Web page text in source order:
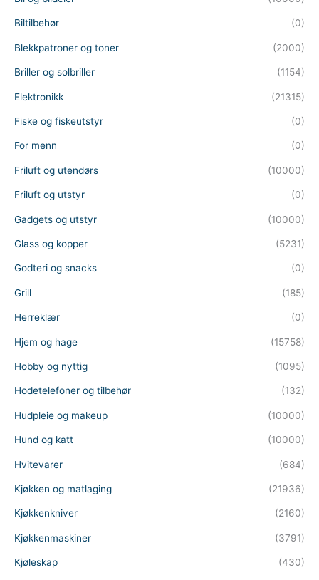
Biltilbehør (0)
Blekkpatroner og toner (2000)
Briller og solbriller (1154)
Elektronikk (21315)
Fiske og fiskeutstyr (0)
For menn (0)
Friluft og utendørs (10000)
Friluft og utstyr (0)
Gadgets og utstyr (10000)
Glass og kopper (5231)
Godteri og snacks (0)
Grill (185)
Herreklær (0)
Hjem og hage (15758)
Hobby og nyttig (1095)
Hodetelefoner og tilbehør (132)
Hudpleie og makeup (10000)
Hund og katt (10000)
Hvitevarer (684)
Kjøkken og matlaging (21936)
Kjøkkenkniver (2160)
Kjøkkenmaskiner (3791)
Kjøleskap (430)